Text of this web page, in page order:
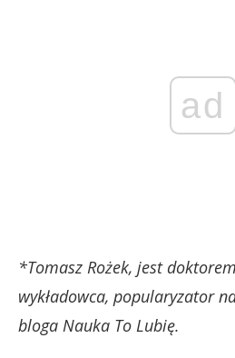
ad
*Tomasz Rożek, jest
wykładowca, popularyzator
bloga Nauka To Lubię.